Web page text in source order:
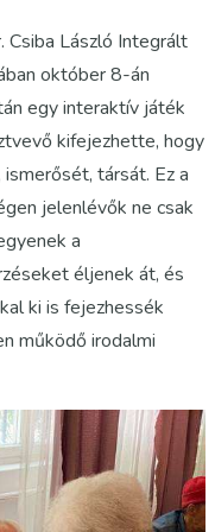
László Integrált
október 8-án
egy interaktív játék
kifejezhette, hogy
társát. Ez a
jelenlévők ne csak
a
éljenek át, és
ki is fejezhessék
működő irodalmi